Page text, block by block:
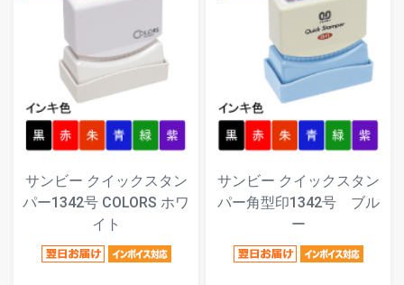
サンビー クイックスタン
パー1342号 COLORS ホワ
イト
サンビー クイックスタン
パー角型印1342号 ブル
ー